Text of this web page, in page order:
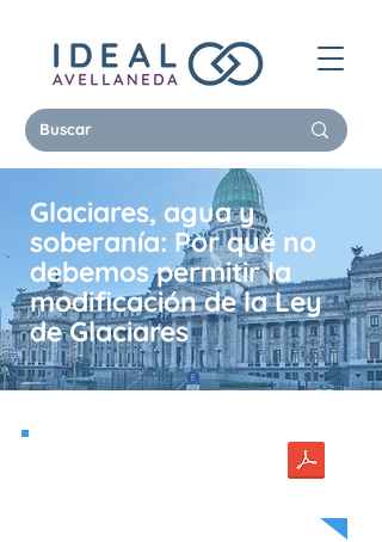
Glaciares, agua y
soberanía: Por qué no
debemos permitir la
modificación de la Ley
de Glaciares